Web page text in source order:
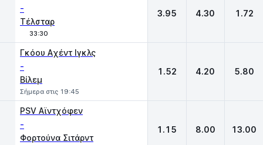
-
Τέλσταρ
33:30
3.95 4.30 1.72
Γκόου Aχέντ Ιγκλς
-
Βίλεμ
Σήμερα στις 19:45
1.52 4.20 5.80
PSV Αϊντχόφεν
-
Φορτούνα Σιτάρντ
1.15 8.00 13.00